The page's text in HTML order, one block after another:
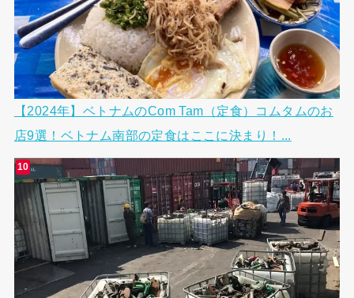
【2024年】ベトナムのCom Tam（定食）コムタムのお
店9選！ベトナム南部の定食はここに決まり！...